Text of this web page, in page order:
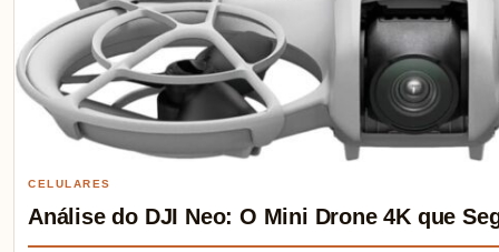
CELULARES
Análise do DJI Neo: O Mini Drone 4K que